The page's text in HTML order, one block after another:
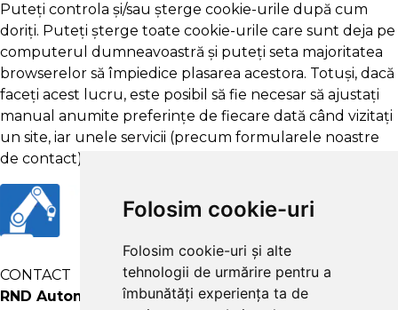
Folosim cookie-uri
Folosim cookie-uri și alte
tehnologii de urmărire pentru a
îmbunătăți experiența ta de
Puteți controla și/sau șterge cookie-urile după cum
doriți. Puteți șterge toate cookie-urile care sunt deja pe
computerul dumneavoastră și puteți seta majoritatea
browserelor să împiedice plasarea acestora. Totuși, dacă
faceți acest lucru, este posibil să fie necesar să ajustați
manual anumite preferințe de fiecare dată când vizitați
un site, iar unele servicii (precum formularele noastre
de contact) ar putea să nu funcționeze corect.
CONTACT
RND Automatic SOL SRL